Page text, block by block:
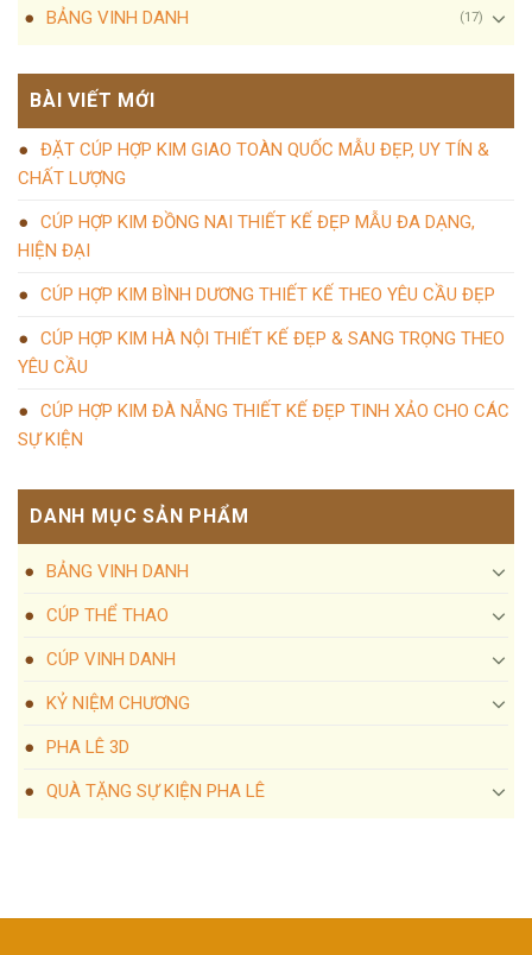
BẢNG VINH DANH (17)
BÀI VIẾT MỚI
ĐẶT CÚP HỢP KIM GIAO TOÀN QUỐC MẪU ĐẸP, UY TÍN &
CHẤT LƯỢNG
CÚP HỢP KIM ĐỒNG NAI THIẾT KẾ ĐẸP MẪU ĐA DẠNG,
HIỆN ĐẠI
CÚP HỢP KIM BÌNH DƯƠNG THIẾT KẾ THEO YÊU CẦU ĐẸP
CÚP HỢP KIM HÀ NỘI THIẾT KẾ ĐẸP & SANG TRỌNG THEO
YÊU CẦU
CÚP HỢP KIM ĐÀ NẴNG THIẾT KẾ ĐẸP TINH XẢO CHO CÁC
SỰ KIỆN
DANH MỤC SẢN PHẨM
BẢNG VINH DANH
CÚP THỂ THAO
CÚP VINH DANH
KỶ NIỆM CHƯƠNG
PHA LÊ 3D
QUÀ TẶNG SỰ KIỆN PHA LÊ